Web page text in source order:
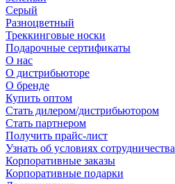
Серый
Разноцветный
Треккинговые носки
Подарочные сертификаты
О нас
О дистрибьюторе
О бренде
Купить оптом
Стать дилером/дистрибьютором
Стать партнером
Получить прайс-лист
Узнать об условиях сотрудничества
Корпоративные заказы
Корпоративные подарки